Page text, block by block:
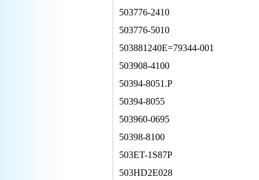
503776-2410
503776-5010
503881240E=79344-001
503908-4100
50394-8051.P
50394-8055
503960-0695
50398-8100
503ET-1S87P
503HD2E028